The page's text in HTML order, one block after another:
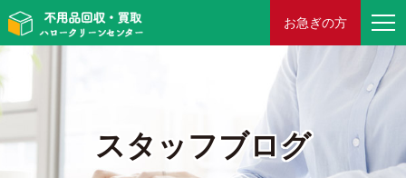
お急ぎの方
スタッフブログ